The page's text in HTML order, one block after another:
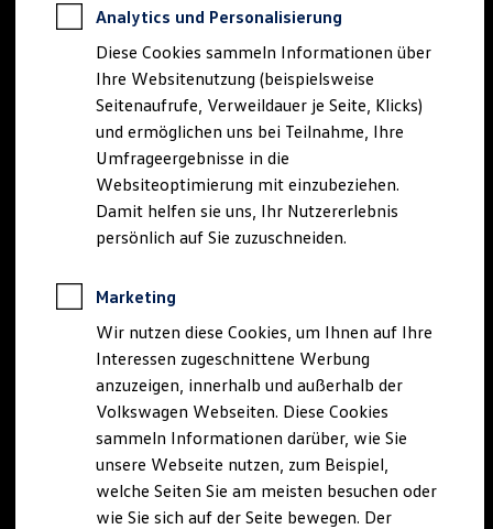
Professional Class bei Volkswagen
Behörden
Direktkunden
Sonderfahrzeuge
Anpfiff zum Gewinn
Elektromobilität
Elektroautos
ID. Tutorials
Elektrofahrzeugkonzepte
ID. EVERY1
Reichweite
Rekuperation
Laden unterwegs
Laden Zuhause
Ladestationen finden
Ladezeitensimulator
Batterie
Sicherheit
Nachhaltigkeit
Technologie
Kosten und Kauf
Analytics und Personalisierung
Diese Cookies sammeln Informationen über
Ihre Websitenutzung (beispielsweise
Seitenaufrufe, Verweildauer je Seite, Klicks)
und ermöglichen uns bei Teilnahme, Ihre
Umfrageergebnisse in die
Websiteoptimierung mit einzubeziehen.
Damit helfen sie uns, Ihr Nutzererlebnis
persönlich auf Sie zuzuschneiden.
Marketing
Wir nutzen diese Cookies, um Ihnen auf Ihre
Interessen zugeschnittene Werbung
anzuzeigen, innerhalb und außerhalb der
Volkswagen Webseiten. Diese Cookies
sammeln Informationen darüber, wie Sie
unsere Webseite nutzen, zum Beispiel,
welche Seiten Sie am meisten besuchen oder
wie Sie sich auf der Seite bewegen. Der